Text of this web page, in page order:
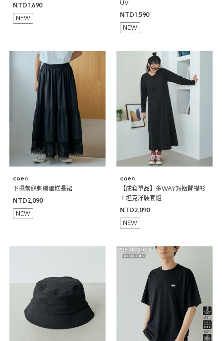
NTD1,690
NEW
UV
NTD1,590
NEW
coen
下擺蕾絲刺繡蛋糕長裙
NTD2,090
NEW
coen
【成套單品】多WAY短版開襟衫
＋坦克洋裝套組
NTD2,090
NEW